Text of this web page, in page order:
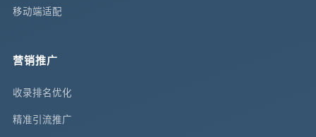
移动端适配
营销推广
收录排名优化
精准引流推广